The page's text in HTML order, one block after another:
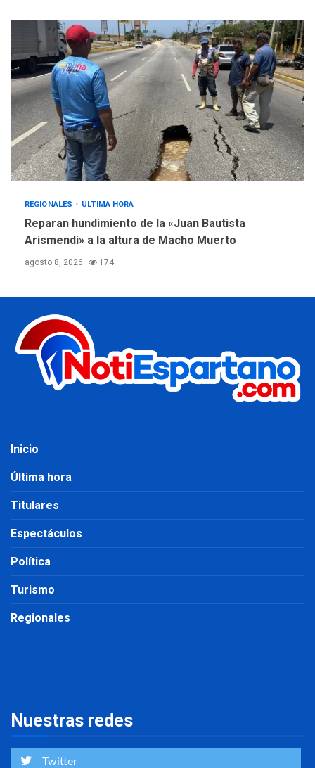
REGIONALES ÚLTIMA HORA
Reparan hundimiento de la «Juan Bautista
Arismendi» a la altura de Macho Muerto
agosto 8, 2026 174
Inicio
Última hora
Titulares
Espectáculos
Política
Turismo
Regionales
Nuestras redes
Twitter